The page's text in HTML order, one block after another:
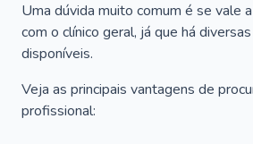
Uma dúvida muito comum é se vale
com o clínico geral, já que há
disponíveis.
Veja as principais vantagens de
profissional: